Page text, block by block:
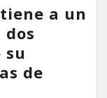
a un
su
de